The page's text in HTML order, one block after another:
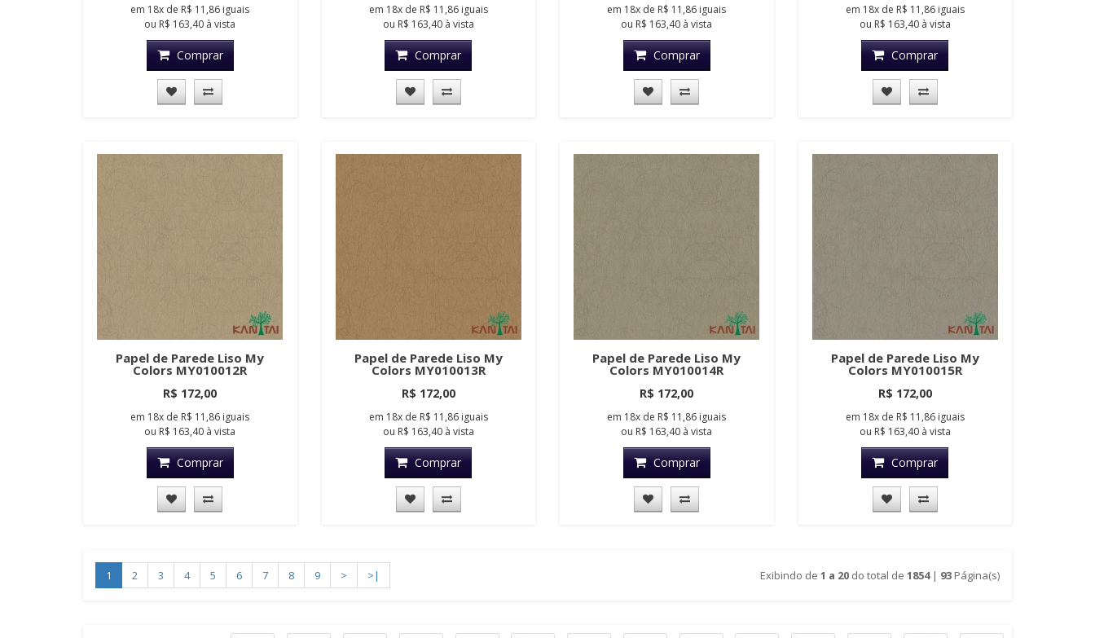
em 18x de R$ 11,86 iguais
ou R$ 163,40 à vista
Comprar
em 18xde R$ 11,86 iguais
ou R$ 163,40à vista
Comprar
em 18x de R$ 11,86 iguais
ou R$ 163,40 à vista
Comprar
em 18xde R$ 11,86 iguais
ou R$ 163,40à vista
Comprar
Papel de Parede Liso My
Colors MY010012R
R$ 172,00
em 18x de R$ 11,86 iguais
ou R$ 163,40 à vista
Comprar
Papel de Parede Liso My
Colors MY010013R
R$ 172,00
em 18xde R$ 11,86 iguais
ou R$ 163,40à vista
Comprar
Papel de Parede Liso My
Colors MY010014R
R$ 172,00
em 18x de R$ 11,86 iguais
ou R$ 163,40 à vista
Comprar
Papel de Parede Liso My
Colors MY010015R
R$ 172,00
em 18xde R$ 11,86 iguais
ou R$ 163,40à vista
Comprar
1 2 3 4 5 6 7 8 9 > >| Exibindo de 1 a 20 do total de 1854| 93 Página(s)